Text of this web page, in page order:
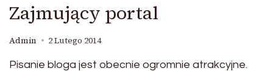
Zajmujący portal
Admin 2 Lutego 2014
Pisanie bloga jest obecnie ogromnie atrakcyjne.